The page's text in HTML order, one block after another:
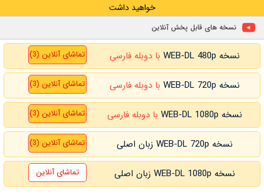
خواهید داشت
نسخه های قابل پخش آنلاین
نسخه WEB-DL 480p با دوبله فارسی تماشای آنلاین (3)
نسخه WEB-DL 720p با دوبله فارسی تماشای آنلاین (3)
نسخه WEB-DL 1080p با دوبله فارسی تماشای آنلاین (3)
نسخه WEB-DL 720p زبان اصلی تماشای آنلاین (3)
نسخه WEB-DL 1080p زبان اصلی تماشای آنلاین